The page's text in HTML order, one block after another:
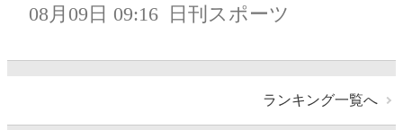
08月09日 09:16 日刊スポーツ
ランキング一覧へ